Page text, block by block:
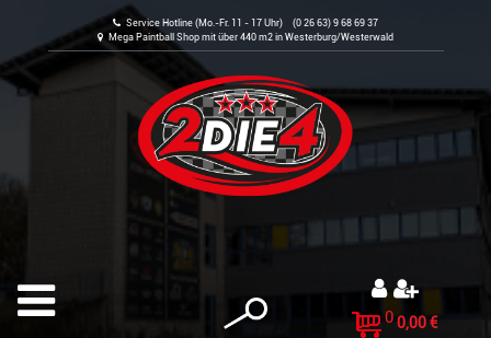
Service Hotline (Mo.-Fr. 11 - 17 Uhr) (0 26 63) 9 68 69 37
Mega Paintball Shop mit über 440 m2 in Westerburg/Westerwald
0 0,00 €